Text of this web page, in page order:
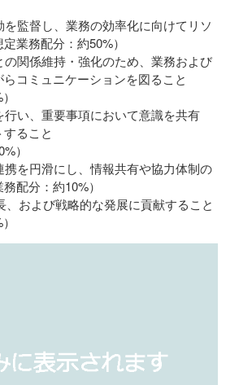
監督し、業務の効率化に向けてリソ
業務配分：約50%）
関係維持・強化のため、業務および
コミュニケーションを図ること
い、重要事項において意識を共有
ること
）
を円滑にし、情報共有や協力体制の
配分：約10%）
および戦略的な発展に貢献すること